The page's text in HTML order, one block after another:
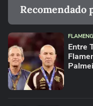
Recomendado
Entre